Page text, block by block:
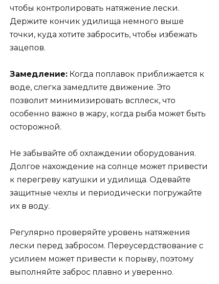
чтобы контролировать натяжение лески.
Держите кончик удилища немного выше
точки, куда хотите забросить, чтобы избежать
зацепов.
Замедление: Когда поплавок приближается к
воде, слегка замедлите движение. Это
позволит минимизировать всплеск, что
особенно важно в жару, когда рыба может быть
осторожной.
Не забывайте об охлаждении оборудования.
Долгое нахождение на солнце может привести
к перегреву катушки и удилища. Одевайте
защитные чехлы и периодически погружайте
их в воду.
Регулярно проверяйте уровень натяжения
лески перед забросом. Переусердствование с
усилием может привести к порыву, поэтому
выполняйте заброс плавно и уверенно.